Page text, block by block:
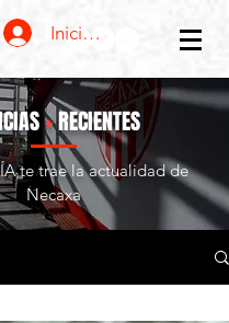
Iniciar sesión
+RECIENTES
te trae la actualidad de
Necaxa